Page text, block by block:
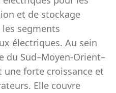
et de stockage
les segments
électriques. Au sein
du Sud–Moyen-Orient–
une forte croissance et
Elle couvre